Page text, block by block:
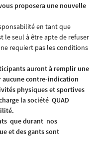
proposera une nouvelle
en tant que
le seul à être apte de refuser
requiert pas les conditions
auront à remplir une
contre-indication
physiques et sportives
la société QUAD
que durant nos
et des gants sont